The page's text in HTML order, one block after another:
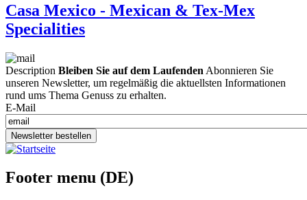
Casa Mexico - Mexican & Tex-Mex
Specialities
Description Bleiben Sie auf dem Laufenden Abonnieren Sie
unseren Newsletter, um regelmäßig die aktuellsten Informationen
rund ums Thema Genuss zu erhalten.
E-Mail
Newsletter bestellen
Footer menu (DE)